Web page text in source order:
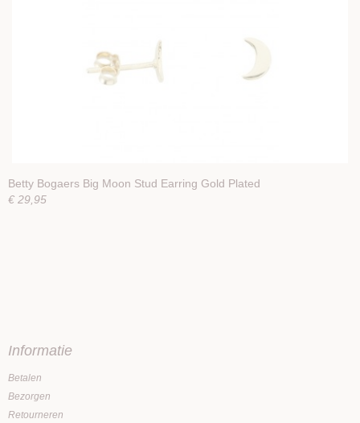
Betty Bogaers Big Moon Stud Earring Gold Plated
€ 29,95
Informatie
Betalen
Bezorgen
Retourneren